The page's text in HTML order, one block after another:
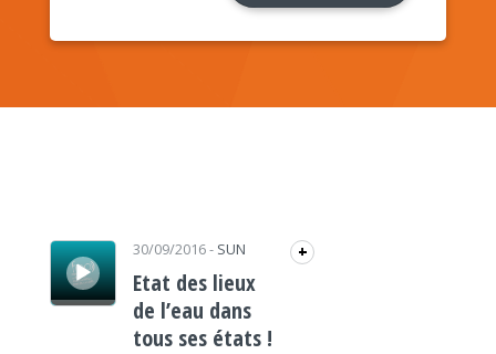
Lecteur audio 30/09/2016- SUN +
Etat des lieux
de l’eau dans
tous ses états !